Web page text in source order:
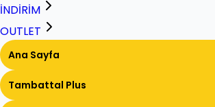
İNDİRİM
OUTLET
Ana Sayfa
Tambattal Plus